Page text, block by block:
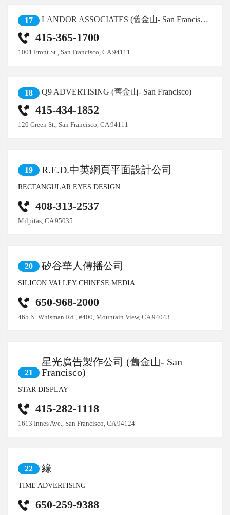
17 LANDOR ASSOCIATES (舊金山- San Francisco)
415-365-1700
1001 Front St., San Francisco, CA 94111
18 Q9 ADVERTISING (舊金山- San Francisco)
415-434-1852
120 Green St., San Francisco, CA 94111
19 R.E.D.中英網頁平面設計公司
RECTANGULAR EYES DESIGN
408-313-2537
Milpitas, CA 95035
20 矽谷華人傳播公司
SILICON VALLEY CHINESE MEDIA
650-968-2000
465 N. Whisman Rd., #400, Mountain View, CA 94043
21
星光廣告製作公司 (舊金山- San
Francisco)
STAR DISPLAY
415-282-1118
1613 Innes Ave., San Francisco, CA 94124
22 緣
TIME ADVERTISING
650-259-9388